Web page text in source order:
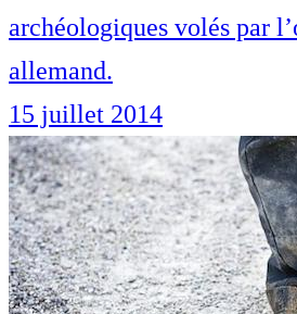
archéologiques volés par
allemand.
15 juillet 2014